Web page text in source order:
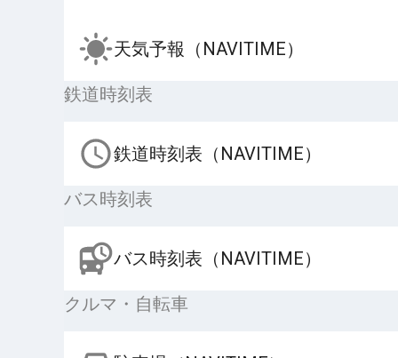
天気予報（NAVITIME）
鉄道時刻表
鉄道時刻表（NAVITIME）
バス時刻表
バス時刻表（NAVITIME）
クルマ・自転車